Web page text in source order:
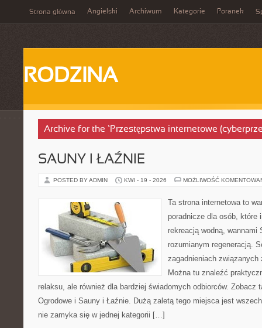
Strona główna Angielski Archiwum Kategorie Poranek
RODZINA
Archive for the ‘Przestępstwa internetowe
SAUNY I ŁAŹNIE
POSTED BY ADMIN KWI - 19 - 2026 MOŻLIWOŚĆ
Ta strona internetowa to
poradnicze dla osób, które
rekreacją wodną, wannami
rozumianym regeneracją.
zagadnieniach
Można tu znaleźć
relaksu, ale również dla bardziej świadomych odbiorców. Zobacz
Ogrodowe i Sauny i Łaźnie. Dużą zaletą tego miejsca jest
nie zamyka się w jednej kategorii […]